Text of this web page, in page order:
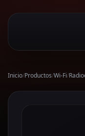
Inicio/Productos/Wi-Fi/